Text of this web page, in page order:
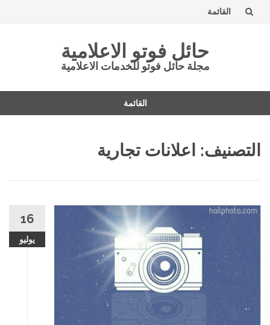
القائمة
حائل فوتو الاعلامية
مجلة حائل فوتو للخدمات الاعلامية
القائمة
المحتوى
التصنيف: اعلانات تجارية
16
يوليو